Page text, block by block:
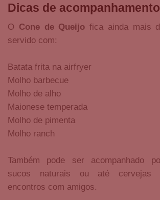
Dicas de
O Cone de Queijo fica ainda mais
servido com:
Batata frita na airfryer
Molho barbecue
Molho de alho
Maionese temperada
Molho de pimenta
Molho ranch
Também pode ser acompanhado
sucos naturais ou até cervejas
encontros com amigos.